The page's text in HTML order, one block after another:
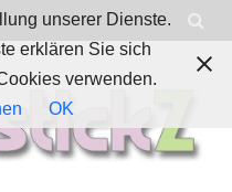
unserer Dienste.
erklären Sie sich
verwenden.
OK